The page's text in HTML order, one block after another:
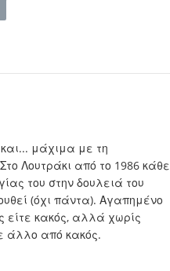
μάχιμα με τη
Λουτράκι από το 1986 κάθε
του στην δουλειά του
(όχι πάντα). Αγαπημένο
είτε κακός, αλλά χωρίς
άλλο από κακός.